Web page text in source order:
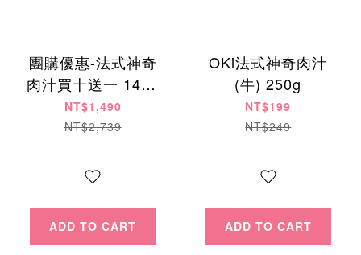
團購優惠-法式神奇
肉汁買十送一 1490
元 （牛）
NT$1,490
NT$2,739
ADD TO CART
OKi法式神奇肉汁
(牛) 250g
NT$199
NT$249
ADD TO CART